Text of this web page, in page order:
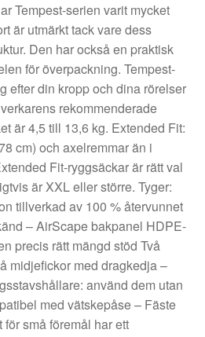
Tempest-serien varit mycket
är utmärkt tack vare dess
Den har också en praktisk
för överpackning. Tempest-
efter din kropp och dina rörelser
rekommenderade
är 4,5 till 13,6 kg. Extended Fit:
cm) och axelremmar än i
Fit-ryggsäckar är rätt val
är XXL eller större. Tyger:
tillverkad av 100 % återvunnet
– AirScape bakpanel HDPE-
precis rätt mängd stöd Två
midjefickor med dragkedja –
använd dem utan
med vätskepåse – Fäste
små föremål har ett